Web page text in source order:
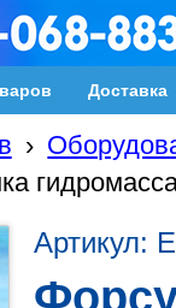
Доставка
›
Артикул: